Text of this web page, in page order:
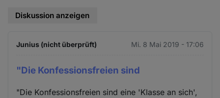
Diskussion anzeigen
Junius (nicht überprüft) Mi. 8 Mai 2019 - 17:06
"Die Konfessionsfreien sind
"Die Konfessionsfreien sind eine 'Klasse an sich',